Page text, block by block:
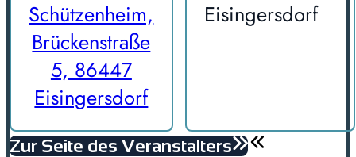
Schützenheim,
Brückenstraße
5, 86447
Eisingersdorf
Eisingersdorf
Zur Seite des Veranstalters